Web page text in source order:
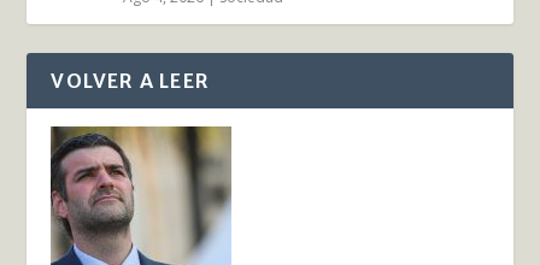
VOLVER A LEER